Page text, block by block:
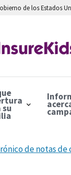
de los Estados
su
de notas de